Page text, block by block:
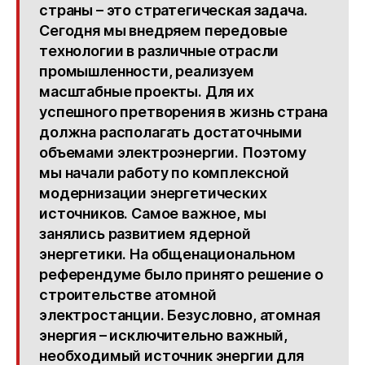
страны – это стратегическая задача.
Сегодня мы внедряем передовые
технологии в различные отрасли
промышленности, реализуем
масштабные проекты. Для их
успешного претворения в жизнь страна
должна располагать достаточными
объемами электроэнергии. Поэтому
мы начали работу по комплексной
модернизации энергетических
источников. Самое важное, мы
занялись развитием ядерной
энергетики. На общенациональном
референдуме было принято решение о
строительстве атомной
электростанции. Безусловно, атомная
энергия – исключительно важный,
необходимый источник энергии для